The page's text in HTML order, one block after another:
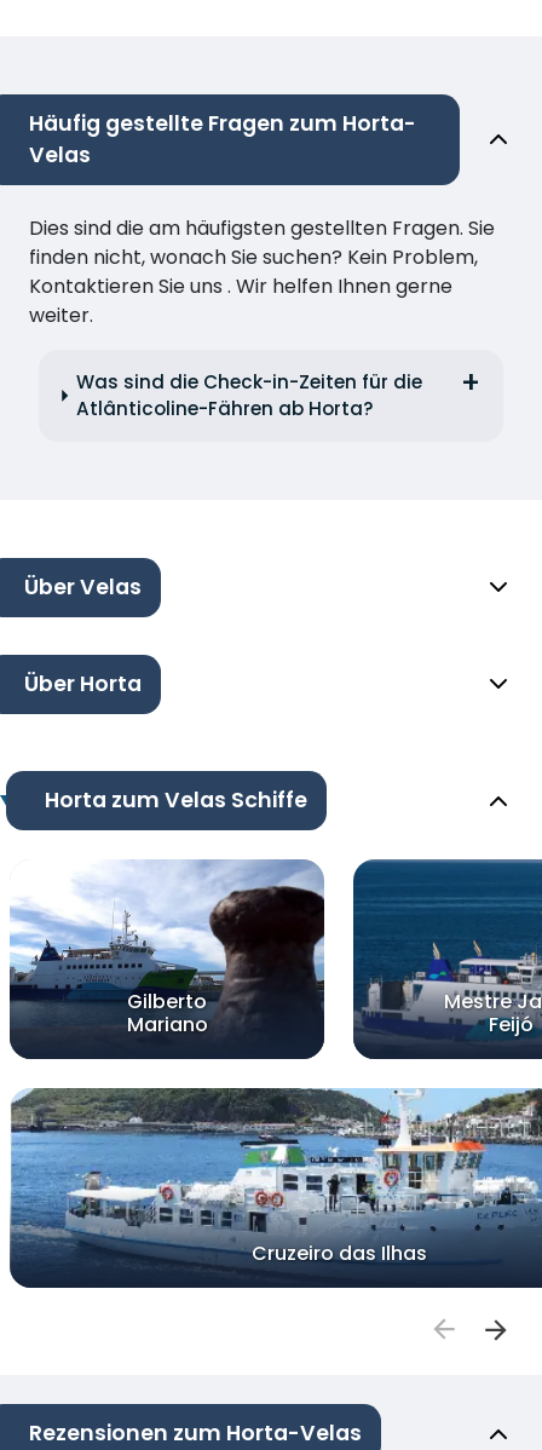
Häufig gestellte Fragen zum Horta-
Velas
Dies sind die am häufigsten gestellten Fragen. Sie
finden nicht, wonach Sie suchen? Kein Problem,
Kontaktieren Sie uns . Wir helfen Ihnen gerne
weiter.
Was sind die Check-in-Zeiten für die
Atlânticoline-Fähren ab Horta?
Über Velas
Über Horta
Horta zum Velas Schiffe
Gilberto
Mariano
Mestre
Feijó
Cruzeiro das Ilhas
Rezensionen zum Horta-Velas